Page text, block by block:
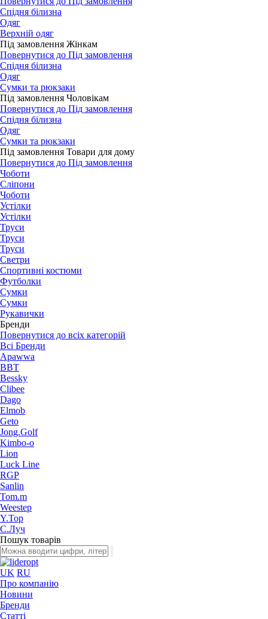
Спідня білизна
Одяг
Верхній одяг
Під замовлення Жінкам
Повернутися до Під замовлення
Спідня білизна
Одяг
Сумки та рюкзаки
Під замовлення Чоловікам
Повернутися до Під замовлення
Спідня білизна
Одяг
Сумки та рюкзаки
Під замовлення Товари для дому
Повернутися до Під замовлення
Чоботи
Сліпони
Чоботи
Устілки
Устілки
Труси
Труси
Труси
Светри
Спортивні костюми
Футболки
Сумки
Сумки
Рукавички
Бренди
Повернутися до всіх категорій
Всі Бренди
Apawwa
BBT
Bessky
Clibee
Dago
Elmob
Geto
Jong.Golf
Kimbo-o
Lion
Luck Line
RGP
Sanlin
Tom.m
Weestep
Y.Top
С.Луч
Пошук товарів
UK RU
Про компанію
Новини
Бренди
Статті